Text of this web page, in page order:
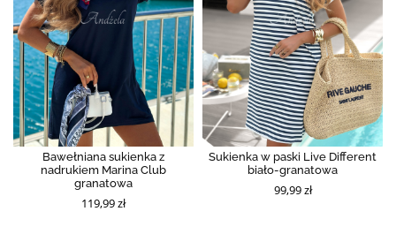
Bawełniana sukienka z
nadrukiem Marina Club
granatowa
119,99 zł
Sukienka w paski Live Different
biało-granatowa
99,99 zł